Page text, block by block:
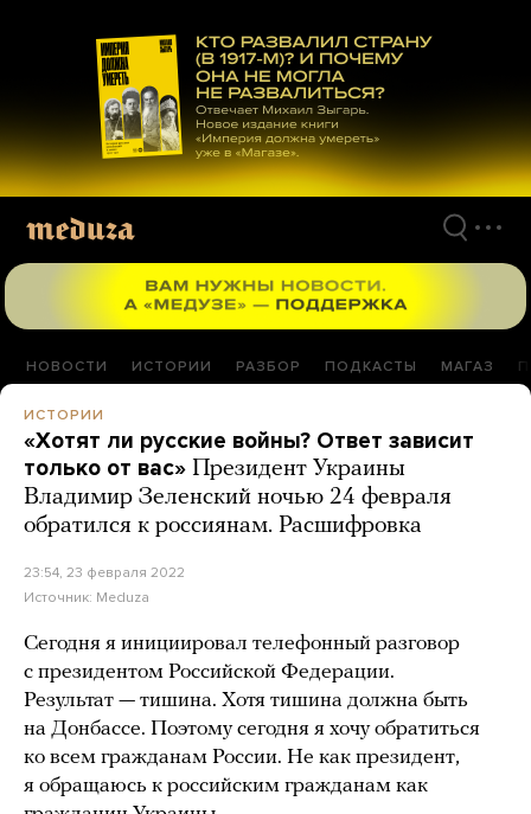
материалам
НОВОСТИ ИСТОРИИ РАЗБОР ПОДКАСТЫ МАГАЗ
ИСТОРИИ
«Хотят ли русские войны? Ответ зависит
только от вас» Президент Украины
Владимир Зеленский ночью 24 февраля
обратился к россиянам. Расшифровка
23:54, 23 февраля 2022
Источник: Meduza
Сегодня я инициировал телефонный разговор
с президентом Российской Федерации.
Результат — тишина. Хотя тишина должна быть
на Донбассе. Поэтому сегодня я хочу обратиться
ко всем гражданам России. Не как президент,
я обращаюсь к российским гражданам как